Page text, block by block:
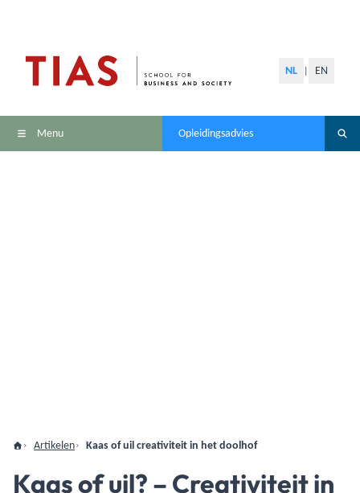
NL EN
Menu Opleidingsadvies
Artikelen Kaas of uil creativiteit in het doolhof
Kaas of uil? – Creativiteit in